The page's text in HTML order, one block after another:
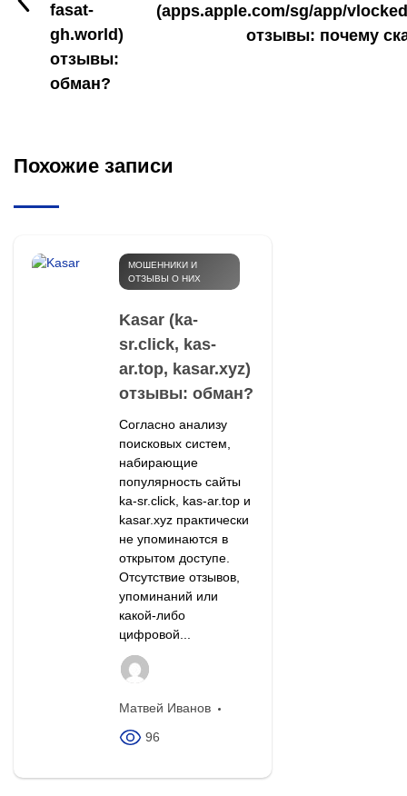
fasat-
gh.world)
отзывы:
обман?
(apps.apple.com/sg/app/
отзывы: почему
Похожие записи
МОШЕННИКИ И
ОТЗЫВЫ О НИХ
Kasar (ka-
sr.click, kas-
ar.top, kasar.xyz)
отзывы: обман?
Согласно анализу
поисковых систем,
набирающие
популярность сайты
ka-sr.click, kas-ar.top и
kasar.xyz практически
не упоминаются в
открытом доступе.
Отсутствие отзывов,
упоминаний или
какой-либо
цифровой...
Матвей Иванов
96